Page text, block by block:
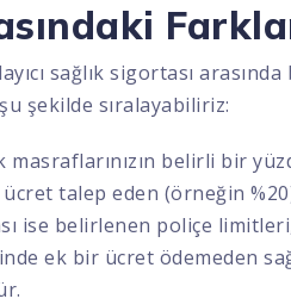
sağlık sigortası
şekilde sıralayabiliriz:
masraflarınızın belirli bir
ücret talep eden (örneğin
ise belirlenen poliçe
ek bir ücret ödemeden